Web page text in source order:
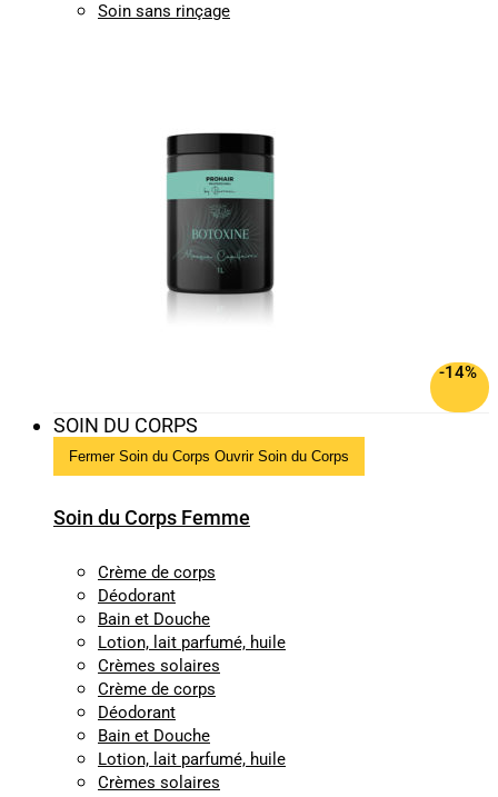
Soin sans rinçage
-14%
SOIN DU CORPS
Fermer Soin du Corps Ouvrir Soin du Corps
Soin du Corps Femme
Crème de corps
Déodorant
Bain et Douche
Lotion, lait parfumé, huile
Crèmes solaires
Crème de corps
Déodorant
Bain et Douche
Lotion, lait parfumé, huile
Crèmes solaires